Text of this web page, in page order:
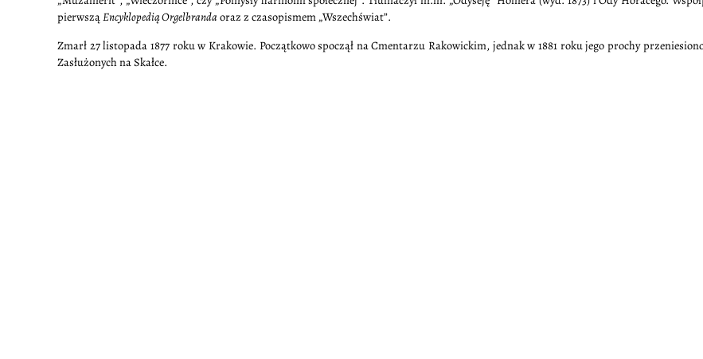
pierwsząEncyklopedią Orgelbrandaoraz z czasopismem „Wszechświat”.
Zmarł 27 listopada 1877 roku w Krakowie. Początkowo spoczął na Cmentarzu Rakowickim, jednak w 1881 roku jego prochy
Zasłużonych na Skałce.